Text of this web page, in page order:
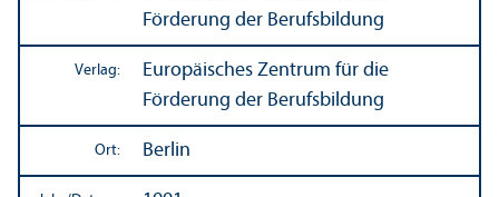
Förderung der Berufsbildung
Verlag:
Europäisches Zentrum für die
Förderung der Berufsbildung
Ort: Berlin